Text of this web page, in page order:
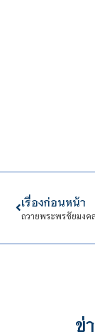
เรื่องก่อนหน้า
ถวายพระพรชัยมงคล
ข่